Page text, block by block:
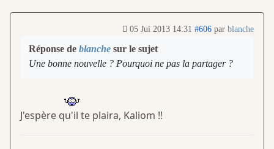
05 Jui 2013 14:31 #606 par blanche
Réponse de blanche sur le sujet
Une bonne nouvelle ? Pourquoi ne pas la partager ?
J'espère qu'il te plaira, Kaliom !!